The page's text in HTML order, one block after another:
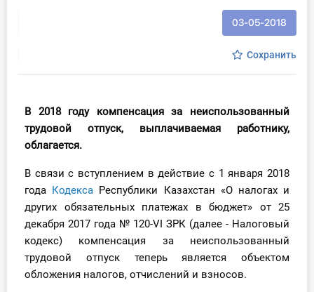
Вебинары
Участник ВЭД
Практика ИП
Кадры. Труд. Зарплата.
03-05-2018
Сохранить
В 2018 году компенсация за неиспользованный
трудовой отпуск, выплачиваемая работнику,
облагается.
В связи с вступлением в действие с 1 января 2018
года Кодекса Республики Казахстан «О налогах и
других обязательных платежах в бюджет» от 25
декабря 2017 года № 120-VI ЗРК (далее - Налоговый
кодекс) компенсация за неиспользованный
трудовой отпуск теперь является объектом
обложения налогов, отчислений и взносов.